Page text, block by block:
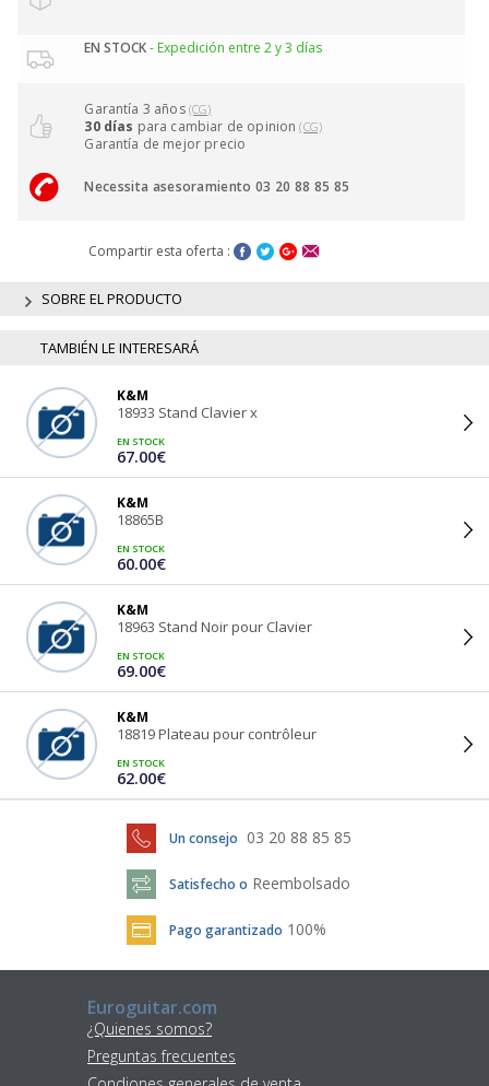
EN STOCK- Expedición entre 2 y 3 días
Garantía 3 años (CG)
30 días para cambiar de opinion(CG)
Garantía de mejor precio
Necessita asesoramiento 03 20 88 85 85
Compartir esta oferta :
SOBRE EL PRODUCTO
TAMBIÉN LE INTERESARÁ
K&M
18933 Stand Clavier x
EN STOCK
67.00€
K&M
18865B
EN STOCK
60.00€
K&M
18963 Stand Noir pour Clavier
EN STOCK
69.00€
K&M
18819 Plateau pour contrôleur
EN STOCK
62.00€
Un consejo 03 20 88 85 85
Satisfecho o Reembolsado
Pago garantizado 100%
Euroguitar.com
¿Quienes somos?
Preguntas frecuentes